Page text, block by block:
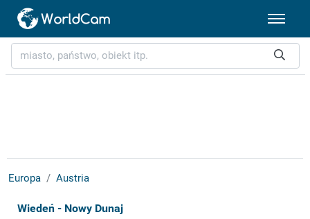
Europa Austria
Wiedeń - Nowy Dunaj